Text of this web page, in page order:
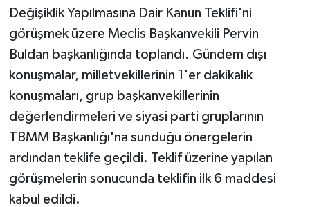
Değişiklik Yapılmasına Dair Kanun Teklifi'ni
görüşmek üzere Meclis Başkanvekili Pervin
Buldan başkanlığında toplandı. Gündem dışı
konuşmalar, milletvekillerinin 1'er dakikalık
konuşmaları, grup başkanvekillerinin
değerlendirmeleri ve siyasi parti gruplarının
TBMM Başkanlığı'na sunduğu önergelerin
ardından teklife geçildi. Teklif üzerine yapılan
görüşmelerin sonucunda teklifin ilk 6 maddesi
kabul edildi.
Vasıta
Yaşam